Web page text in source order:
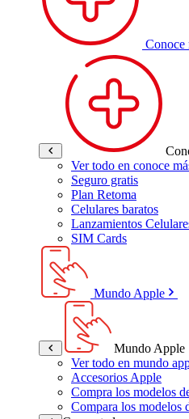
Conoce
Ver todo en conoce
Seguro gratis
Plan Retoma
Celulares baratos
Lanzamientos
SIM Cards
Mundo Apple
Mundo Apple
Ver todo en mundo
Accesorios Apple
Compra los modelos
Compara los modelos